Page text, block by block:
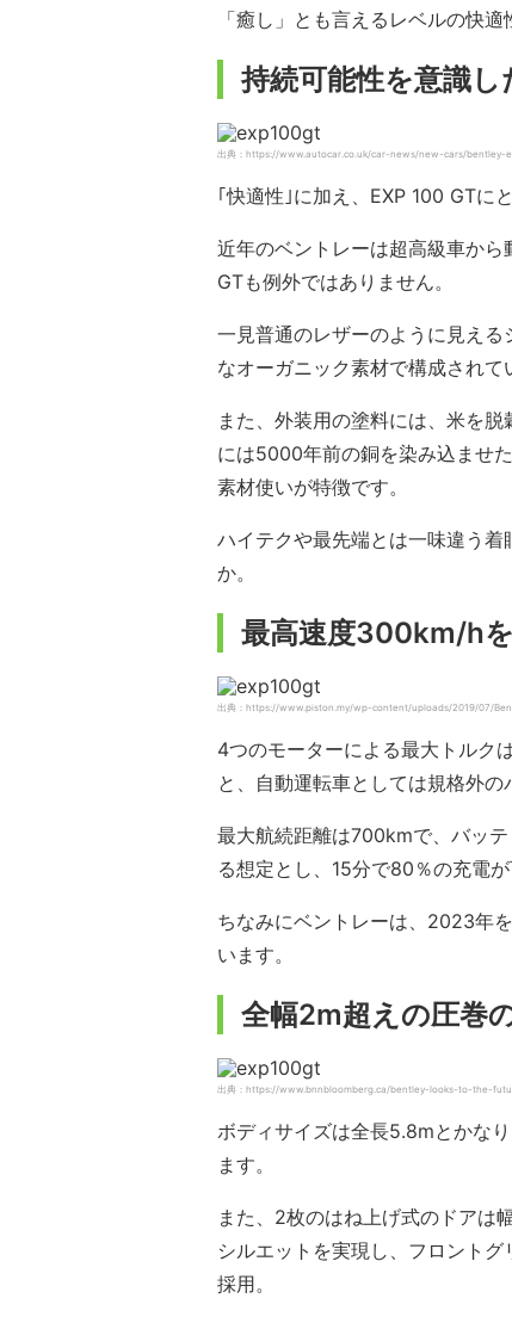
「癒し」とも言えるレベルの快適
持続可能性を意識
出典：https://www.autocar.co.uk/car-news/new-cars/
｢快適性｣に加え、EXP 100 GTに
近年のベントレーは超高級車か
GTも例外ではありません。
一見普通のレザーのように見え
なオーガニック素材で構成されて
また、外装用の塗料には、米を
には5000年前の銅を染み込ませ
素材使いが特徴です。
ハイテクや最先端とは一味違う
か。
最高速度300km/h
出典：https://www.piston.my/wp-content/uploads/2019/07/
4つのモーターによる最大トルク
と、自動運転車としては規格外の
最大航続距離は700kmで、バッ
る想定とし、15分で80％の充電が
ちなみにベントレーは、2023年
います。
全幅2m超えの圧巻
出典：https://www.bnnbloomberg.ca/bentley-looks-to-the-
ボディサイズは全長5.8mとかな
ます。
また、2枚のはね上げ式のドアは
シルエットを実現し、フロント
採用。